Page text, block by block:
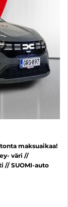
maksuaikaa!
väri //
// SUOMI-auto